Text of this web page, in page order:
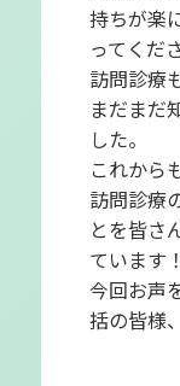
持ちが楽
ってくだ
訪問診療
まだまだ
した。
これから
訪問診療
とを皆さ
ています！
今回お声
括の皆様